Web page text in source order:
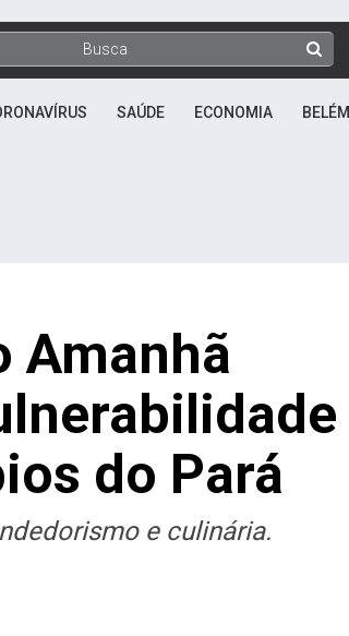
SAÚDE ECONOMIA BELÉM
Amanhã
do Pará
e culinária.